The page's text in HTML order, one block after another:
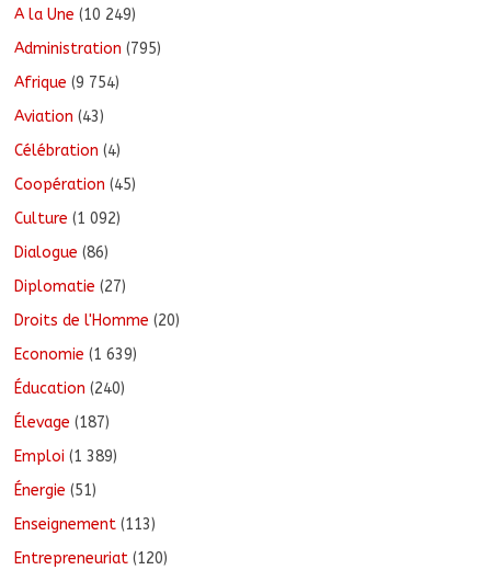
A la Une (10 249)
Administration (795)
Afrique (9 754)
Aviation (43)
Célébration (4)
Coopération (45)
Culture (1 092)
Dialogue (86)
Diplomatie (27)
Droits de l'Homme (20)
Economie (1 639)
Éducation (240)
Élevage (187)
Emploi (1 389)
Énergie (51)
Enseignement (113)
Entrepreneuriat (120)